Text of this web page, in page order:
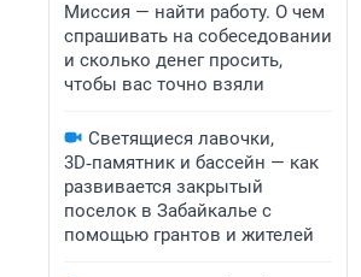
Миссия — найти работу. О чем
спрашивать на собеседовании
и сколько денег просить,
чтобы вас точно взяли
Светящиеся лавочки,
3D‑памятник и бассейн — как
развивается закрытый
поселок в Забайкалье с
помощью грантов и жителей